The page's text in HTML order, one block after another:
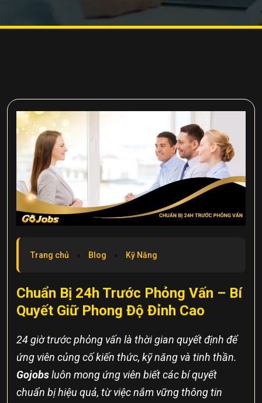
Trang chủ » Blog » Kỹ Năng
Chuẩn Bị 24h Trước Phỏng Vấn – Bí
Quyết Giữ Phong Độ Đỉnh Cao
24 giờ trước phỏng vấn là thời gian quyết định để
ứng viên củng cố kiến thức, kỹ năng và tinh thần.
Gojobsluôn mong ứng viên biết các bí quyết
chuẩn bị hiệu quả, từ việc nắm vững thông tin